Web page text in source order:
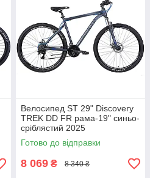
Велосипед ST 29" Discovery
TREK DD FR рама-19" синьо-
сріблястий 2025
Готово до відправки
8 069 ₴ 8 340 ₴